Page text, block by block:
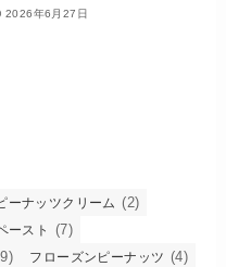
2026年6月27日
ーナッツクリーム (2)
ースト (7)
フローズンピーナッツ (4)